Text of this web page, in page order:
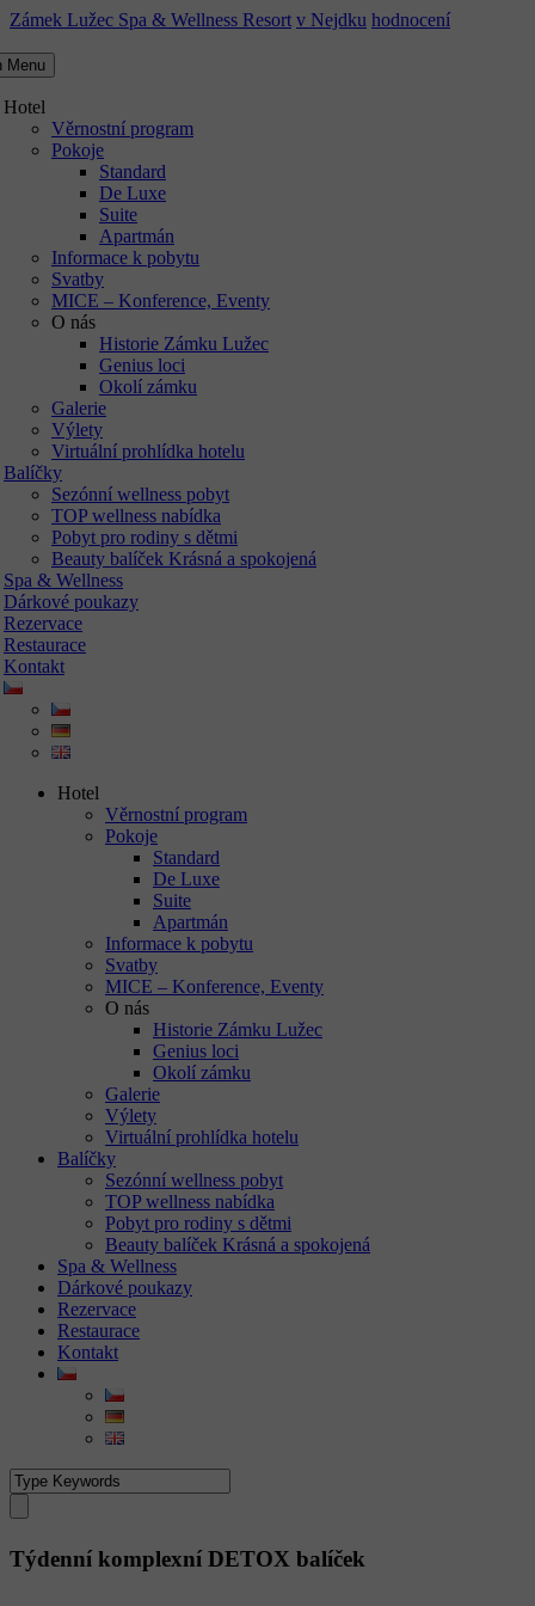
Zámek Lužec Spa & Wellness Resort v Nejdku hodnocení
Menu
Hotel
Věrnostní program
Pokoje
Standard
De Luxe
Suite
Apartmán
Informace k pobytu
Svatby
MICE – Konference, Eventy
O nás
Historie Zámku Lužec
Genius loci
Okolí zámku
Galerie
Výlety
Virtuální prohlídka hotelu
Balíčky
Sezónní wellness pobyt
TOP wellness nabídka
Pobyt pro rodiny s dětmi
Beauty balíček Krásná a spokojená
Spa & Wellness
Dárkové poukazy
Rezervace
Restaurace
Kontakt
Hotel
Věrnostní program
Pokoje
Standard
De Luxe
Suite
Apartmán
Informace k pobytu
Svatby
MICE – Konference, Eventy
O nás
Historie Zámku Lužec
Genius loci
Okolí zámku
Galerie
Výlety
Virtuální prohlídka hotelu
Balíčky
Sezónní wellness pobyt
TOP wellness nabídka
Pobyt pro rodiny s dětmi
Beauty balíček Krásná a spokojená
Spa & Wellness
Dárkové poukazy
Rezervace
Restaurace
Kontakt
Týdenní komplexní DETOX balíček